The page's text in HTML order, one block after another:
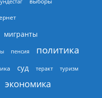
мигранты
пенсия политика
суд теракт туризм
экономика